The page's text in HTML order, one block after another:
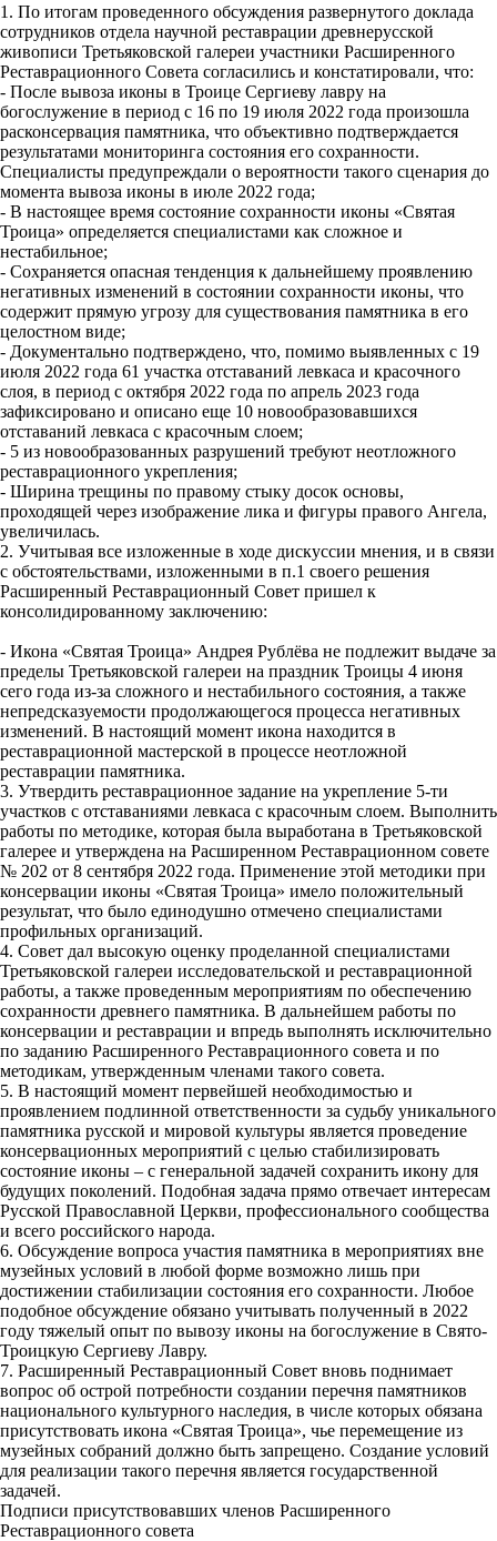
1. По итогам проведенного обсуждения развернутого доклада
сотрудников отдела научной реставрации древнерусской
живописи Третьяковской галереи участники Расширенного
Реставрационного Совета согласились и констатировали, что:
- После вывоза иконы в Троице Сергиеву лавру на
богослужение в период с 16 по 19 июля 2022 года произошла
расконсервация памятника, что объективно подтверждается
результатами мониторинга состояния его сохранности.
Специалисты предупреждали о вероятности такого сценария до
момента вывоза иконы в июле 2022 года;
- В настоящее время состояние сохранности иконы «Святая
Троица» определяется специалистами как сложное и
нестабильное;
- Сохраняется опасная тенденция к дальнейшему проявлению
негативных изменений в состоянии сохранности иконы, что
содержит прямую угрозу для существования памятника в его
целостном виде;
- Документально подтверждено, что, помимо выявленных с 19
июля 2022 года 61 участка отставаний левкаса и красочного
слоя, в период с октября 2022 года по апрель 2023 года
зафиксировано и описано еще 10 новообразовавшихся
отставаний левкаса с красочным слоем;
- 5 из новообразованных разрушений требуют неотложного
реставрационного укрепления;
- Ширина трещины по правому стыку досок основы,
проходящей через изображение лика и фигуры правого Ангела,
увеличилась.
2. Учитывая все изложенные в ходе дискуссии мнения, и в связи
с обстоятельствами, изложенными в п.1 своего решения
Расширенный Реставрационный Совет пришел к
консолидированному заключению:
- Икона «Святая Троица» Андрея Рублёва не подлежит выдаче за
пределы Третьяковской галереи на праздник Троицы 4 июня
сего года из-за сложного и нестабильного состояния, а также
непредсказуемости продолжающегося процесса негативных
изменений. В настоящий момент икона находится в
реставрационной мастерской в процессе неотложной
реставрации памятника.
3. Утвердить реставрационное задание на укрепление 5-ти
участков с отставаниями левкаса с красочным слоем. Выполнить
работы по методике, которая была выработана в Третьяковской
галерее и утверждена на Расширенном Реставрационном совете
№ 202 от 8 сентября 2022 года. Применение этой методики при
консервации иконы «Святая Троица» имело положительный
результат, что было единодушно отмечено специалистами
профильных организаций.
4. Совет дал высокую оценку проделанной специалистами
Третьяковской галереи исследовательской и реставрационной
работы, а также проведенным мероприятиям по обеспечению
сохранности древнего памятника. В дальнейшем работы по
консервации и реставрации и впредь выполнять исключительно
по заданию Расширенного Реставрационного совета и по
методикам, утвержденным членами такого совета.
5. В настоящий момент первейшей необходимостью и
проявлением подлинной ответственности за судьбу уникального
памятника русской и мировой культуры является проведение
консервационных мероприятий с целью стабилизировать
состояние иконы – с генеральной задачей сохранить икону для
будущих поколений. Подобная задача прямо отвечает интересам
Русской Православной Церкви, профессионального сообщества
и всего российского народа.
6. Обсуждение вопроса участия памятника в мероприятиях вне
музейных условий в любой форме возможно лишь при
достижении стабилизации состояния его сохранности. Любое
подобное обсуждение обязано учитывать полученный в 2022
году тяжелый опыт по вывозу иконы на богослужение в Свято-
Троицкую Сергиеву Лавру.
7. Расширенный Реставрационный Совет вновь поднимает
вопрос об острой потребности создании перечня памятников
национального культурного наследия, в числе которых обязана
присутствовать икона «Святая Троица», чье перемещение из
музейных собраний должно быть запрещено. Создание условий
для реализации такого перечня является государственной
задачей.
Подписи присутствовавших членов Расширенного
Реставрационного совета